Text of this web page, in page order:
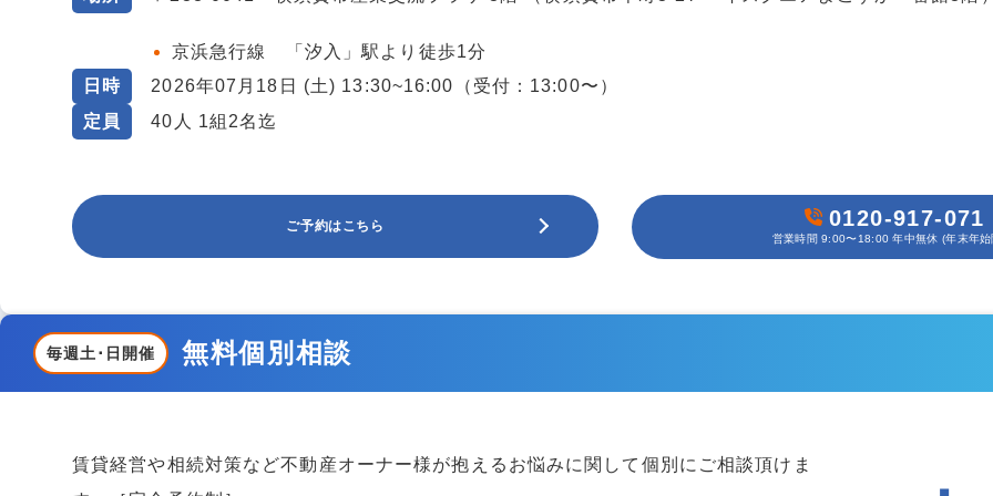
京浜急行線 「汐入」駅より徒歩1分
日時
2026年07月18日 (土) 13:30~16:00（受付：13:00〜）
定員
40人 1組2名迄
ご予約はこちら 0120-917-071
営業時間 9:00〜18:00 年中無休 (年末年始
毎週土･日開催 無料個別相談
賃貸経営や相続対策など不動産オーナー様が抱えるお悩みに関して個別にご相談頂けま